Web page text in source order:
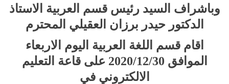
وباشراف السيد رئيس قسم العربية الاستاذ
الدكتور حيدر برزان العقيلي المحترم
اقام قسم اللغة العربية اليوم الاربعاء
الموافق 2020/12/30 على قاعة التعليم
الالكتروني في